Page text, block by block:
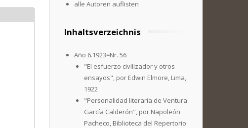
alle Autoren auflisten
Inhaltsverzeichnis
Año 6.1923=Nr. 56
"El esfuerzo civilizador y otros
ensayos", por Edwin Elmore, Lima,
1922
"Personalidad literaria de Ventura
García Calderón", por Napoleón
Pacheco, Biblioteca del Repertorio